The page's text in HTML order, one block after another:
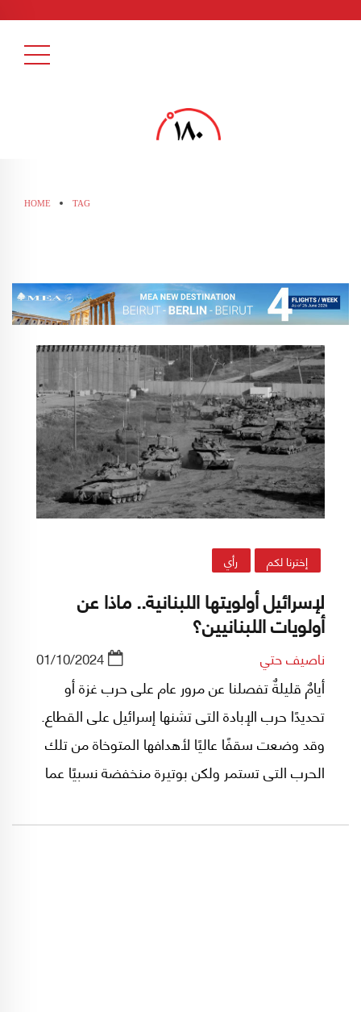
HOME TAG
إخترنا لكم رأي
لإسرائيل أولويتها اللبنانية.. ماذا عن
أولويات اللبنانيين؟
ناصيف حتي 01/10/2024
أيامٌ قليلةٌ تفصلنا عن مرور عام على حرب غزة أو
تحديدًا حرب الإبادة التى تشنها إسرائيل على القطاع.
وقد وضعت سقفًا عاليًا لأهدافها المتوخاة من تلك
الحرب التى تستمر ولكن بوتيرة منخفضة نسبيًا عما